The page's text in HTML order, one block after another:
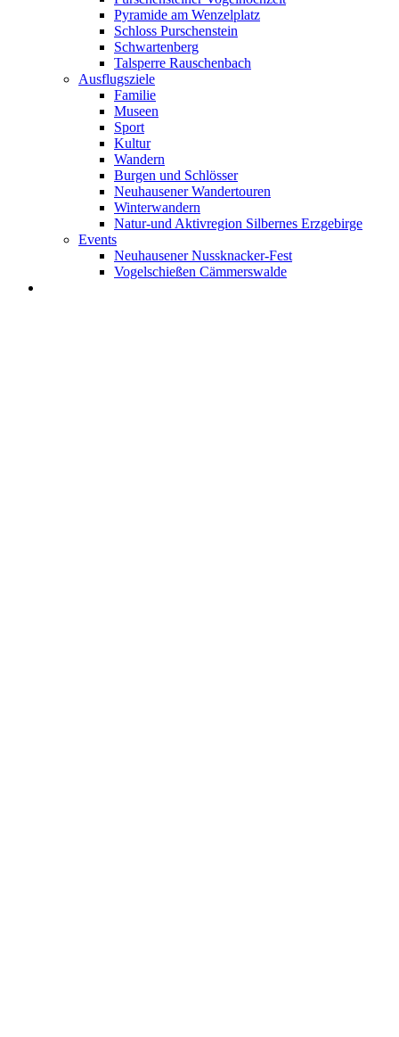
Pyramide am Wenzelplatz
Schloss Purschenstein
Schwartenberg
Talsperre Rauschenbach
Ausflugsziele
Familie
Museen
Sport
Kultur
Wandern
Burgen und Schlösser
Neuhausener Wandertouren
Winterwandern
Natur-und Aktivregion Silbernes Erzgebirge
Events
Neuhausener Nussknacker-Fest
Vogelschießen Cämmerswalde